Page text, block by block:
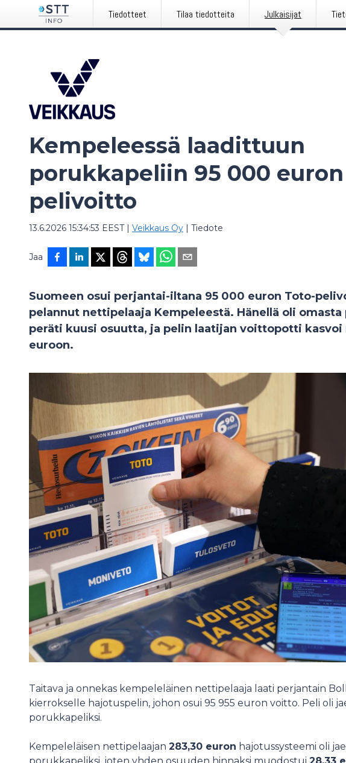
Tiedotteet Tilaa tiedotteita Julkaisijat
Kempeleessä laadittuun
porukkapeliin 95 000
pelivoitto
13.6.2026 15:34:53 EEST| Veikkaus Oy | Tiedote
Jaa
Suomeen osui perjantai-iltana 95 000 euron Toto-
pelannut nettipelaaja Kempeleestä. Hänellä oli
peräti kuusi osuutta, ja pelin laatijan voittopotti kasvoi
euroon.
Taitava ja onnekas kempeleläinen nettipelaaja laati perjantain
kierrokselle hajotuspelin, johon osui 95 955 euron voitto. Peli oli
porukkapeliksi.
Kempeleläisen nettipelaajan 283,30 euron hajotussysteemi oli